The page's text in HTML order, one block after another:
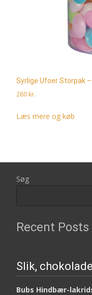
Syrlige Ufoer Storpak –
280 kr.
Læs mere og køb
Søg
Recent Posts
Slik,
Bubs Hindbær-